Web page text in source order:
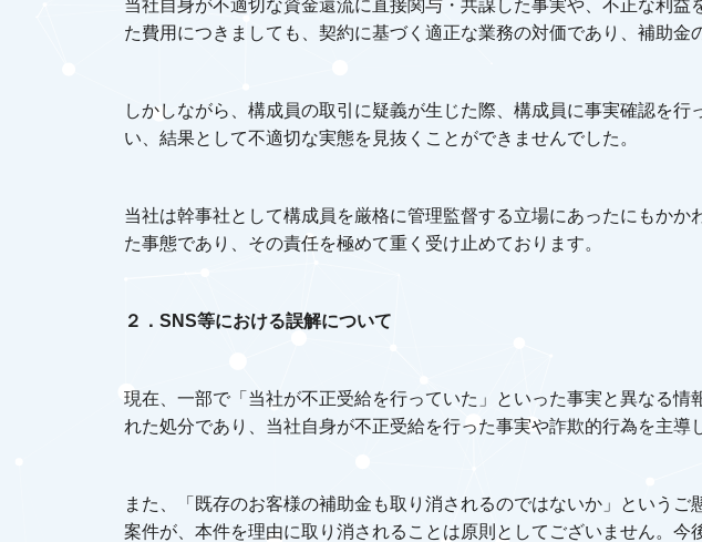
当社自身が不適切な資金還流に直接関与・共謀した事実や、不正な利
た費用につきましても、契約に基づく適正な業務の対価であり、補助
しかしながら、構成員の取引に疑義が生じた際、構成員に事実確認を
い、結果として不適切な実態を見抜くことができませんでした。
当社は幹事社として構成員を厳格に管理監督する立場にあったにもか
た事態であり、その責任を極めて重く受け止めております。
２．SNS等における誤解について
現在、一部で「当社が不正受給を行っていた」といった事実と異なる
れた処分であり、当社自身が不正受給を行った事実や詐欺的行為を主導
また、「既存のお客様の補助金も取り消されるのではないか」という
案件が、本件を理由に取り消されることは原則としてございません。